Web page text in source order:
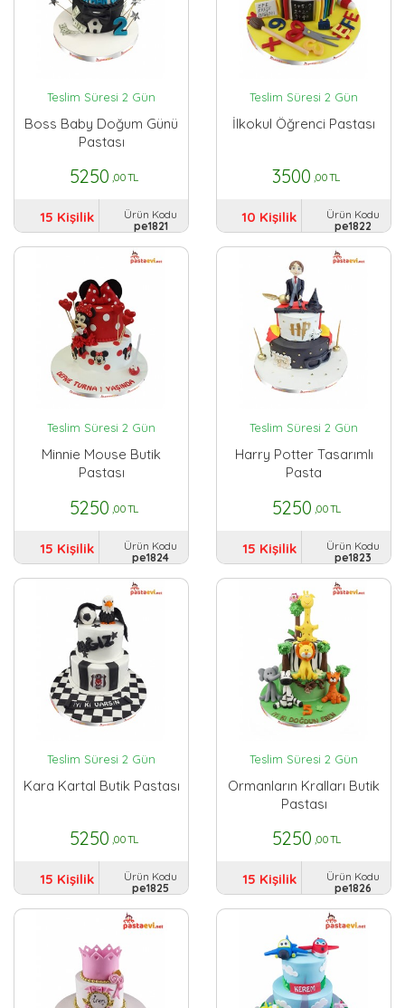
Teslim Süresi 2 Gün
Boss Baby Doğum Günü
Pastası
5250 ,00 TL
15 Kişilik
Ürün Kodu
pe1821
Teslim Süresi 2 Gün
İlkokul Öğrenci Pastası
3500 ,00 TL
10 Kişilik
Ürün Kodu
pe1822
Teslim Süresi 2 Gün
Minnie Mouse Butik
Pastası
5250 ,00 TL
15 Kişilik
Ürün Kodu
pe1824
Teslim Süresi 2 Gün
Harry Potter Tasarımlı
Pasta
5250 ,00 TL
15 Kişilik
Ürün Kodu
pe1823
Teslim Süresi 2 Gün
Kara Kartal Butik Pastası
5250 ,00 TL
15 Kişilik
Ürün Kodu
pe1825
Teslim Süresi 2 Gün
Ormanların Kralları Butik
Pastası
5250 ,00 TL
15 Kişilik
Ürün Kodu
pe1826